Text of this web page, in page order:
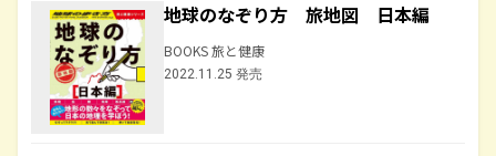
地球のなぞり方 旅地図 日本編
BOOKS 旅と健康
2022.11.25 発売